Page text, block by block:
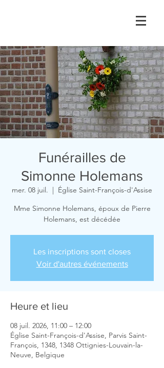
Funérailles de
Simonne Holemans
mer. 08 juil.
  |
Église Saint-François-d'Assise
Mme Simonne Holemans, époux de Pierre
Holemans, est décédée
Les inscriptions sont closes
Voir d'autres événements
Heure et lieu
08 juil. 2026, 11:00 – 12:00
Église Saint-François-d'Assise, Parvis Saint-
François, 1348, 1348 Ottignies-Louvain-la-
Neuve, Belgique